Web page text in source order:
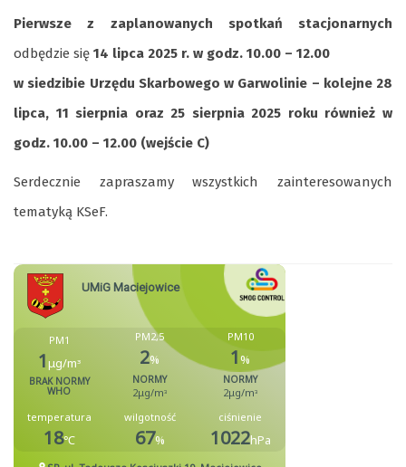
Pierwsze z zaplanowanych spotkań stacjonarnych
odbędzie się 14 lipca 2025 r. w godz. 10.00 – 12.00
w siedzibie Urzędu Skarbowego w Garwolinie – kolejne 28
lipca, 11 sierpnia oraz 25 sierpnia 2025 roku również w
godz. 10.00 – 12.00 (wejście C)
Serdecznie zapraszamy wszystkich zainteresowanych
tematyką KSeF.